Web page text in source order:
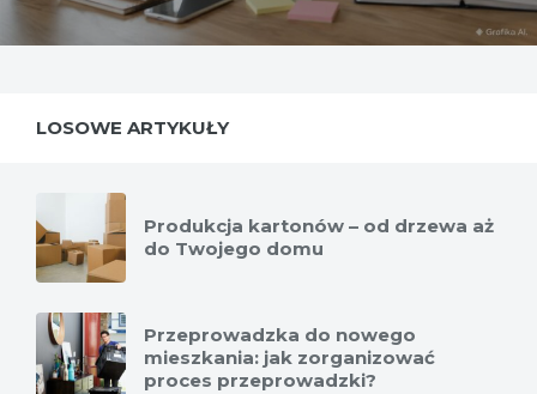
LOSOWE ARTYKUŁY
Produkcja kartonów – od drzewa aż
do Twojego domu
Przeprowadzka do nowego
mieszkania: jak zorganizować
proces przeprowadzki?